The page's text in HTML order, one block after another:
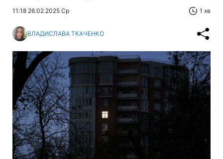
11:18 26.02.2025 Ср 1 хв
ВЛАДИСЛАВА ТКАЧЕНКО